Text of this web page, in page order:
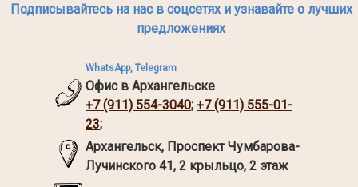
Подписывайтесь на нас в соцсетях и узнавайте о лучших
предложениях
WhatsApp, Telegram
Офис в Архангельске
+7 (911) 554-3040; +7 (911) 555-01-
23;
Архангельск, Проспект Чумбарова-
Лучинского 41, 2 крыльцо, 2 этаж